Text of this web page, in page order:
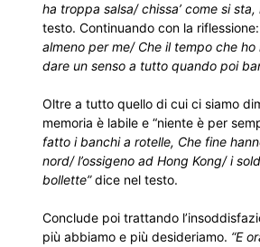
ha troppa salsa/ chissa’ come si sta,
testo. Continuando con la riflessione:
almeno per me/ Che il tempo che ho
dare un senso a tutto quando poi
Oltre a tutto quello di cui ci siamo
memoria è labile e “niente è per
fatto i banchi a rotelle, Che fine
nord/ l’ossigeno ad Hong Kong/ i
bollette”dice nel testo.
Conclude poi trattando
più abbiamo e più desideriamo. “E